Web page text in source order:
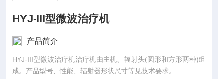
HYJ-III型微波治疗机
产品简介
HYJ-III型微波治疗机治疗机由主机、辐射头(圆形和方形两种)组
成。产品型号、性能、辐射器形状尺寸等见技术要求。